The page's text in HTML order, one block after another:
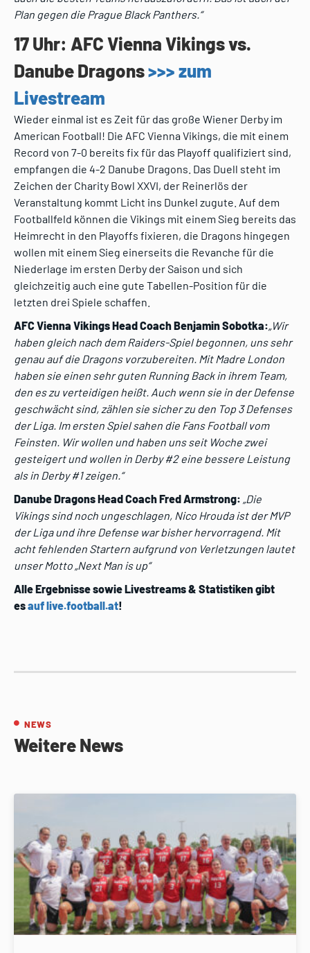
Plan gegen die Prague Black Panthers.“
17 Uhr: AFC Vienna Vikings vs.
Danube Dragons>>> zum
Livestream
Wieder einmal ist es Zeit für das große Wiener Derby im
American Football! Die AFC Vienna Vikings, die mit einem
Record von 7-0 bereits fix für das Playoff qualifiziert sind,
empfangen die 4-2 Danube Dragons. Das Duell steht im
Zeichen der Charity Bowl XXVI, der Reinerlös der
Veranstaltung kommt Licht ins Dunkel zugute. Auf dem
Footballfeld können die Vikings mit einem Sieg bereits das
Heimrecht in den Playoffs fixieren, die Dragons hingegen
wollen mit einem Sieg einerseits die Revanche für die
Niederlage im ersten Derby der Saison und sich
gleichzeitig auch eine gute Tabellen-Position für die
letzten drei Spiele schaffen.
AFC Vienna Vikings Head Coach Benjamin Sobotka:„Wir
haben gleich nach dem Raiders-Spiel begonnen, uns sehr
genau auf die Dragons vorzubereiten. Mit Madre London
haben sie einen sehr guten Running Back in ihrem Team,
den es zu verteidigen heißt. Auch wenn sie in der Defense
geschwächt sind, zählen sie sicher zu den Top 3 Defenses
der Liga. Im ersten Spiel sahen die Fans Football vom
Feinsten. Wir wollen und haben uns seit Woche zwei
gesteigert und wollen in Derby #2 eine bessere Leistung
als in Derby #1 zeigen.“
Danube Dragons Head Coach Fred Armstrong: „Die
Vikings sind noch ungeschlagen, Nico Hrouda ist der MVP
der Liga und ihre Defense war bisher hervorragend. Mit
acht fehlenden Startern aufgrund von Verletzungen lautet
unser Motto „Next Man is up“
Alle Ergebnisse sowie Livestreams & Statistiken gibt
esauf live.football.at!
NEWS
Weitere News